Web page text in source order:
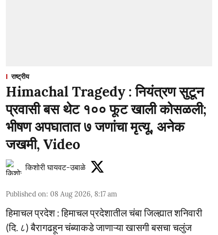
राष्ट्रीय
Himachal Tragedy : नियंत्रण सुटून
प्रवासी बस थेट १०० फूट खाली कोसळली;
भीषण अपघातात ७ जणांचा मृत्यू, अनेक
जखमी, Video
किशोरी घायवट-उबाळे
Published on: 08 Aug 2026, 8:17 am
हिमाचल प्रदेश : हिमाचल प्रदेशातील चंबा जिल्ह्यात शनिवारी
(दि. ८) बैरागढहून चंब्याकडे जाणाऱ्या खासगी बसचा चलुंज